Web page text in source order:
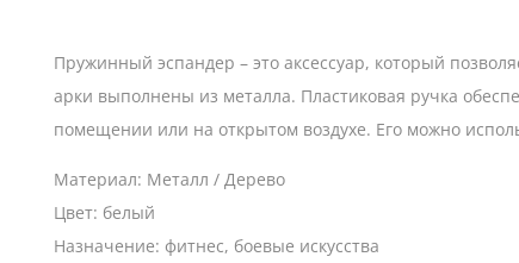
Пружинный эспандер – это аксессуар, который
арки выполнены из металла. Пластиковая ручка
помещении или на открытом воздухе. Его можно
Материал: Металл / Дерево
Цвет: белый
Назначение: фитнес, боевые искусства